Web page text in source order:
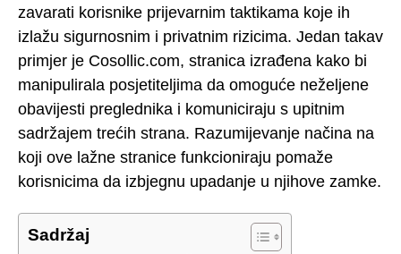
zavarati korisnike prijevarnim taktikama koje ih
izlažu sigurnosnim i privatnim rizicima. Jedan takav
primjer je Cosollic.com, stranica izrađena kako bi
manipulirala posjetiteljima da omoguće neželjene
obavijesti preglednika i komuniciraju s upitnim
sadržajem trećih strana. Razumijevanje načina na
koji ove lažne stranice funkcioniraju pomaže
korisnicima da izbjegnu upadanje u njihove zamke.
Sadržaj